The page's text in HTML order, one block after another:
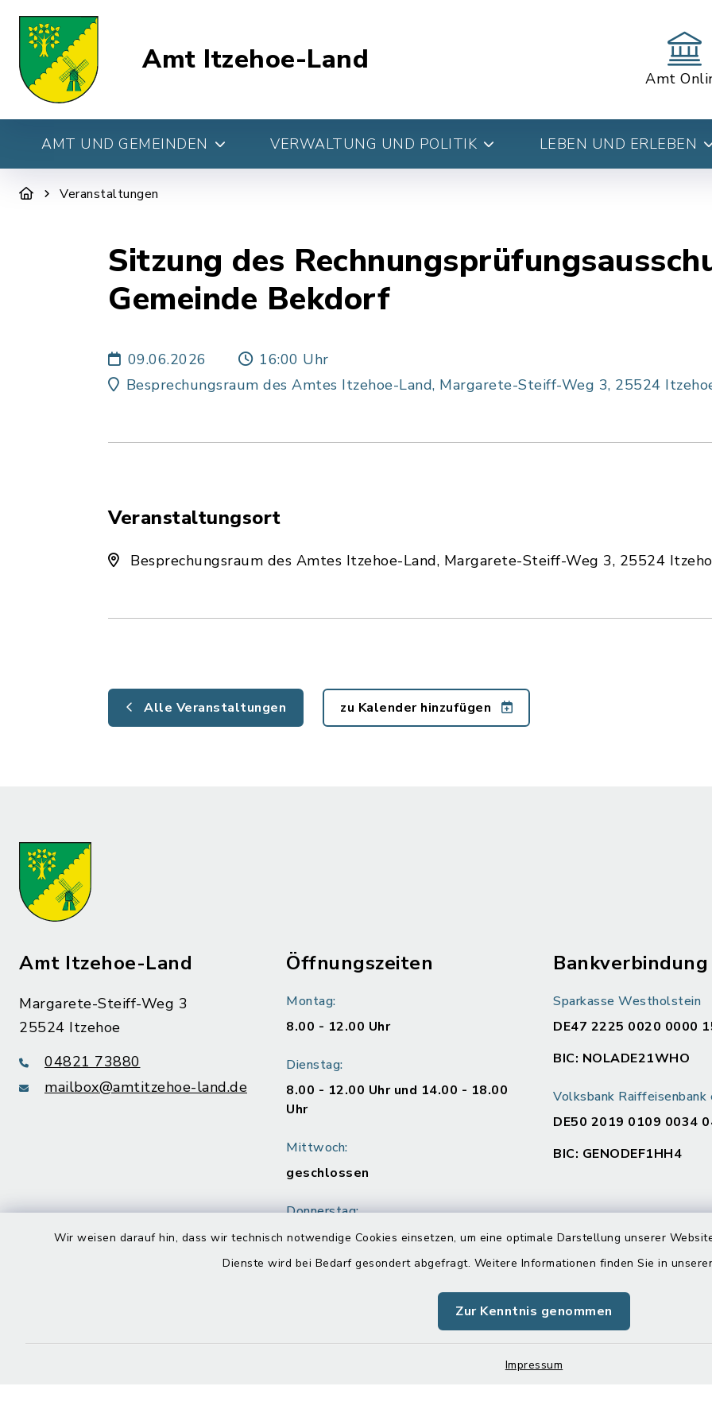
Wir weisen darauf hin, dass wir technisch notwendige Cookies einsetzen, um eine optimale Darstellung unserer
Dienste wird bei Bedarf gesondert abgefragt. Weitere Informationen finden Sie in
Zur Kenntnis genommen
Impressum
Amt Itzehoe-Land
Amt
AMT UND GEMEINDEN VERWALTUNG UND POLITIK LEBEN UND ERLEBEN
Veranstaltungen
Sitzung des
Gemeinde Bekdorf
09.06.2026
16:00 Uhr
Besprechungsraum des Amtes Itzehoe-Land, Margarete-Steiff-Weg 3, 25524
Veranstaltungsort
Besprechungsraum des Amtes Itzehoe-Land, Margarete-Steiff-Weg 3, 25524
Alle Veranstaltungen zu Kalender hinzufügen
Amt Itzehoe-Land
Margarete-Steiff-Weg 3
25524 Itzehoe
04821 73880
mailbox@amtitzehoe-land.de
Öffnungszeiten
Montag:
8.00 - 12.00 Uhr
Dienstag:
8.00 - 12.00 Uhr und 14.00 - 18.00
Uhr
Mittwoch:
geschlossen
Donnerstag:
8.00 - 12.00 Uhr und 14.00 - 16.00
Uhr
Bankverbindung
Sparkasse Westholstein
DE47 2225 0020 0000
BIC: NOLADE21WHO
Volksbank Raiffeisenbank
DE50 2019 0109 0034
BIC: GENODEF1HH4